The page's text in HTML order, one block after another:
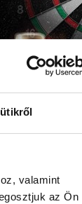
valamint
az Ön